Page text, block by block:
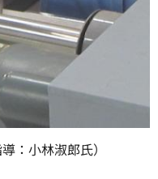
：小林淑郎氏）